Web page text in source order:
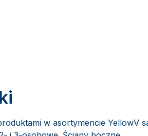
w asortymencie YellowV